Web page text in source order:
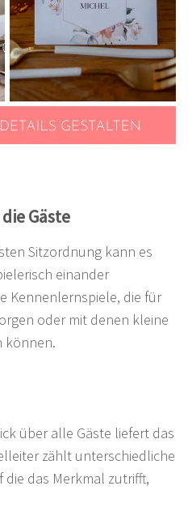
Gäste
Sitzordnung kann es
einander
Kennenlernspiele, die für
oder mit denen kleine
können.
über alle Gäste liefert das
zählt unterschiedliche
die das Merkmal zutrifft,